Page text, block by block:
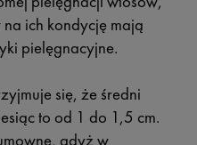
ich kondycję mają
pielęgnacyjne.
się, że średni
to od 1 do 1,5 cm.
gdyż w